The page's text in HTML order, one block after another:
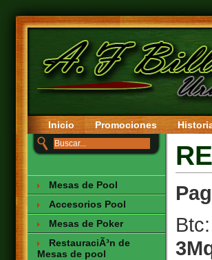
Inicio Promociones
Mesas de Pool
Accesorios Pool
Mesas de Poker
RestauraciÃ³n de
Mesas de pool
Btc: